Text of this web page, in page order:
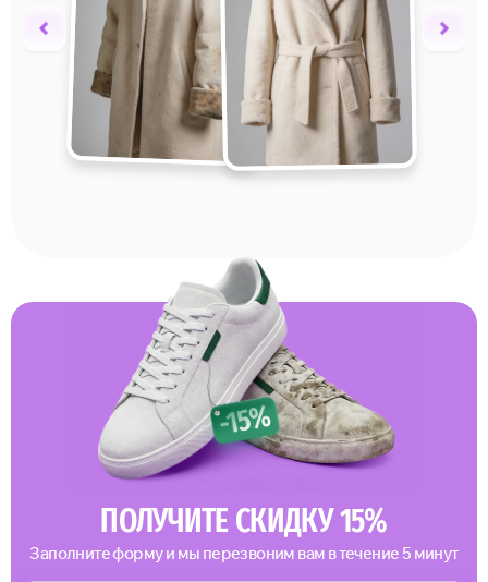
ПОЛУЧИТЕ СКИДКУ 15%
Заполните форму и мы перезвоним вам в течение 5 минут